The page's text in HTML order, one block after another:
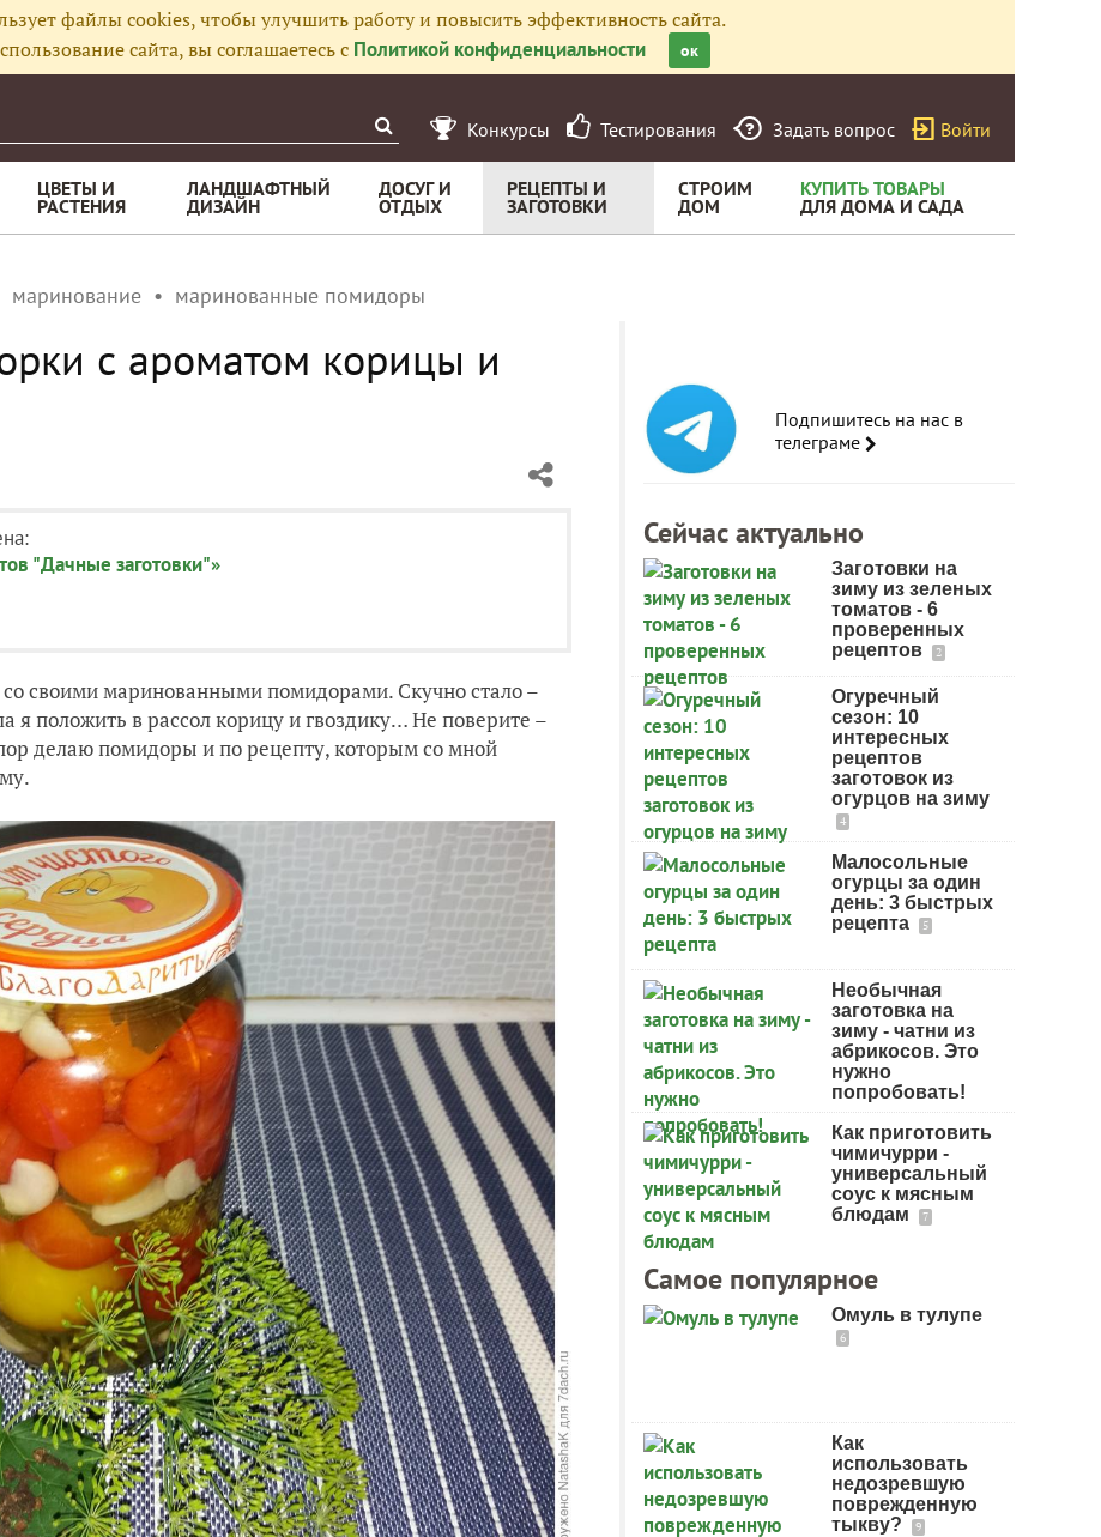
файлы cookies, чтобы улучшить работу и повысить эффективность сайта.
сайта, вы соглашаетесь с Политикой конфиденциальности ок
Конкурсы Тестирования Задать вопрос Войти
ЦВЕТЫ И
РАСТЕНИЯ
ЛАНДШАФТНЫЙ
ДИЗАЙН
ДОСУГ И
ОТДЫХ
РЕЦЕПТЫ И
ЗАГОТОВКИ
СТРОИМ
ДОМ
КУПИТЬ ТОВАРЫ
ДЛЯ ДОМА И САДА
маринование маринованные помидоры
с ароматом корицы и
"Дачные заготовки"»
своими маринованными помидорами. Скучно стало –
положить в рассол корицу и гвоздику… Не поверите –
делаю помидоры и по рецепту, которым со мной
Подпишитесь на нас в
телеграме
Сейчас актуально
Заготовки на
зиму из зеленых
томатов - 6
проверенных
рецептов
2
Огуречный
сезон: 10
интересных
рецептов
заготовок из
огурцов на зиму
4
Малосольные
огурцы за один
день: 3 быстрых
рецепта
5
Необычная
заготовка на
зиму - чатни из
абрикосов. Это
нужно
попробовать!
Как приготовить
чимичурри -
универсальный
соус к мясным
блюдам
7
Самое популярное
Омуль в тулупе
6
Как
использовать
недозревшую
поврежденную
тыкву?
9